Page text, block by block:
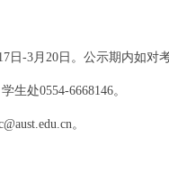
日-3月20日。公示期内如对
生处0554-6668146。
。